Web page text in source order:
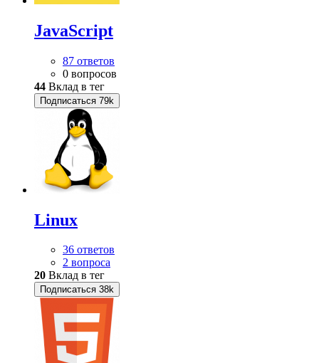
JavaScript
87 ответов
0 вопросов
44 Вклад в тег
Подписаться 79k
Linux
36 ответов
2 вопроса
20 Вклад в тег
Подписаться 38k